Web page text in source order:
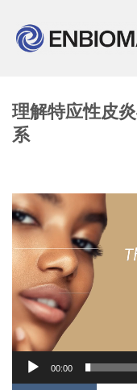
理解特应性皮
系
Video
Player
00:00